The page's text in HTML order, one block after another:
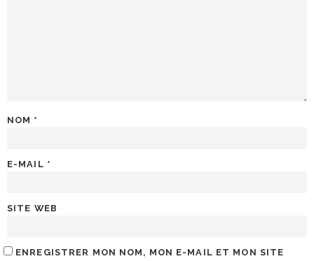
NOM *
E-MAIL *
SITE WEB
ENREGISTRER MON NOM, MON E-MAIL ET MON SITE